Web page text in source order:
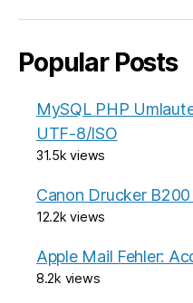
Popular Posts
MySQL PHP
UTF-8/ISO
31.5k views
Canon Drucker B200
12.2k views
Apple Mail Fehler:
8.2k views